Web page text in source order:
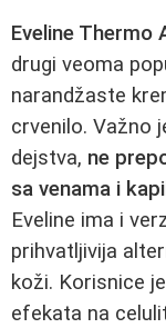
Eveline Thermo
drugi veoma
narandžaste
crvenilo. Važno
dejstva, ne
sa venama i
Eveline ima i
prihvatljivija
koži. Korisnice
efekata na